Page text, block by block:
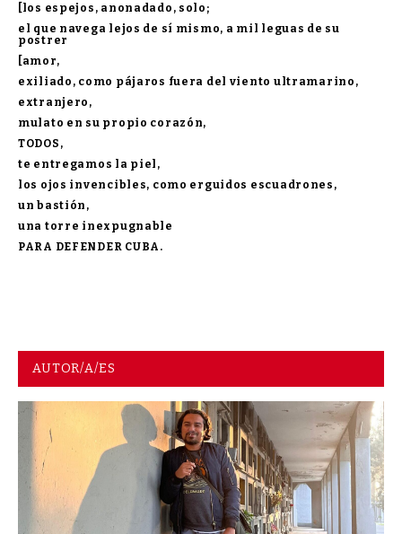
[los espejos, anonadado, solo;
el que navega lejos de sí mismo, a mil leguas de su
postrer
[amor,
exiliado, como pájaros fuera del viento ultramarino,
extranjero,
mulato en su propio corazón,
TODOS,
te entregamos la piel,
los ojos invencibles, como erguidos escuadrones,
un bastión,
una torre inexpugnable
PARA DEFENDER CUBA.
AUTOR/A/ES